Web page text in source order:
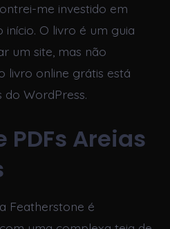
me investido em
início. O livro é um guia
um site, mas não
livro online grátis está
do WordPress.
PDFs Areias
Featherstone é